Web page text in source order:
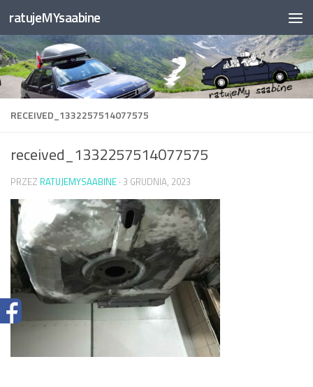
Przejdź do treści
ratujeMYsaabine
RECEIVED_1332257514077575
received_1332257514077575
PRZEZ RATUJEMYSAABINE · 3 GRUDNIA, 2023